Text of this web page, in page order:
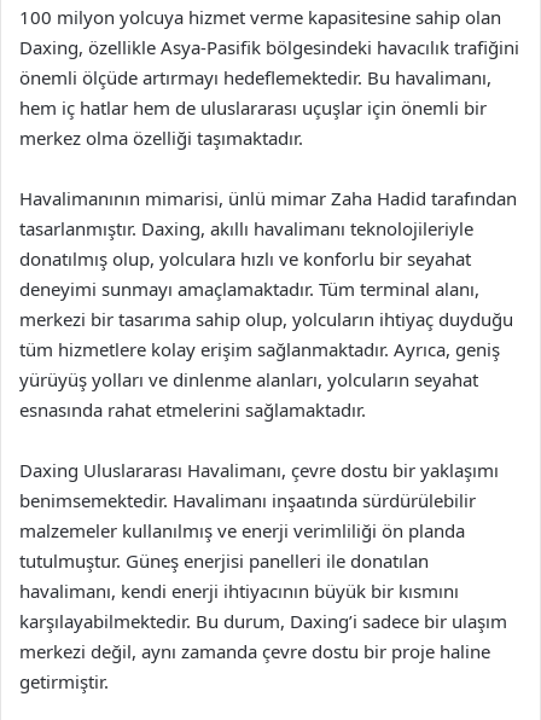
100 milyon yolcuya hizmet verme kapasitesine sahip olan
Daxing, özellikle Asya-Pasifik bölgesindeki havacılık trafiğini
önemli ölçüde artırmayı hedeflemektedir. Bu havalimanı,
hem iç hatlar hem de uluslararası uçuşlar için önemli bir
merkez olma özelliği taşımaktadır.
Havalimanının mimarisi, ünlü mimar Zaha Hadid tarafından
tasarlanmıştır. Daxing, akıllı havalimanı teknolojileriyle
donatılmış olup, yolculara hızlı ve konforlu bir seyahat
deneyimi sunmayı amaçlamaktadır. Tüm terminal alanı,
merkezi bir tasarıma sahip olup, yolcuların ihtiyaç duyduğu
tüm hizmetlere kolay erişim sağlanmaktadır. Ayrıca, geniş
yürüyüş yolları ve dinlenme alanları, yolcuların seyahat
esnasında rahat etmelerini sağlamaktadır.
Daxing Uluslararası Havalimanı, çevre dostu bir yaklaşımı
benimsemektedir. Havalimanı inşaatında sürdürülebilir
malzemeler kullanılmış ve enerji verimliliği ön planda
tutulmuştur. Güneş enerjisi panelleri ile donatılan
havalimanı, kendi enerji ihtiyacının büyük bir kısmını
karşılayabilmektedir. Bu durum, Daxing’i sadece bir ulaşım
merkezi değil, aynı zamanda çevre dostu bir proje haline
getirmiştir.